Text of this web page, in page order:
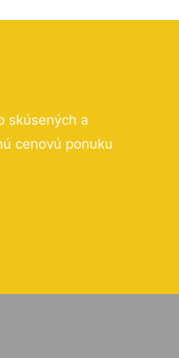
skúsených a
cenovú ponuku